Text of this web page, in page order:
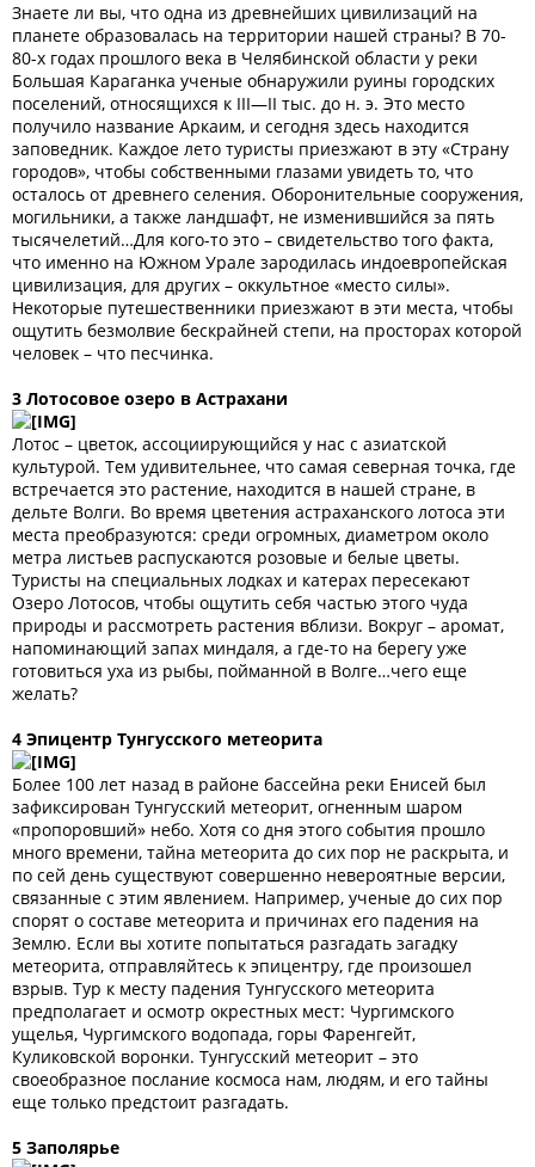
Знаете ли вы, что одна из древнейших цивилизаций на
планете образовалась на территории нашей страны? В 70-
80-х годах прошлого века в Челябинской области у реки
Большая Караганка ученые обнаружили руины городских
поселений, относящихся к III—II тыс. до н. э. Это место
получило название Аркаим, и сегодня здесь находится
заповедник. Каждое лето туристы приезжают в эту «Страну
городов», чтобы собственными глазами увидеть то, что
осталось от древнего селения. Оборонительные сооружения,
могильники, а также ландшафт, не изменившийся за пять
тысячелетий…Для кого-то это – свидетельство того факта,
что именно на Южном Урале зародилась индоевропейская
цивилизация, для других – оккультное «место силы».
Некоторые путешественники приезжают в эти места, чтобы
ощутить безмолвие бескрайней степи, на просторах которой
человек – что песчинка.
3 Лотосовое озеро в Астрахани
Лотос – цветок, ассоциирующийся у нас с азиатской
культурой. Тем удивительнее, что самая северная точка, где
встречается это растение, находится в нашей стране, в
дельте Волги. Во время цветения астраханского лотоса эти
места преобразуются: среди огромных, диаметром около
метра листьев распускаются розовые и белые цветы.
Туристы на специальных лодках и катерах пересекают
Озеро Лотосов, чтобы ощутить себя частью этого чуда
природы и рассмотреть растения вблизи. Вокруг – аромат,
напоминающий запах миндаля, а где-то на берегу уже
готовиться уха из рыбы, пойманной в Волге…чего еще
желать?
4 Эпицентр Тунгусского метеорита
Более 100 лет назад в районе бассейна реки Енисей был
зафиксирован Тунгусский метеорит, огненным шаром
«пропоровший» небо. Хотя со дня этого события прошло
много времени, тайна метеорита до сих пор не раскрыта, и
по сей день существуют совершенно невероятные версии,
связанные с этим явлением. Например, ученые до сих пор
спорят о составе метеорита и причинах его падения на
Землю. Если вы хотите попытаться разгадать загадку
метеорита, отправляйтесь к эпицентру, где произошел
взрыв. Тур к месту падения Тунгусского метеорита
предполагает и осмотр окрестных мест: Чургимского
ущелья, Чургимского водопада, горы Фаренгейт,
Куликовской воронки. Тунгусский метеорит – это
своеобразное послание космоса нам, людям, и его тайны
еще только предстоит разгадать.
5 Заполярье